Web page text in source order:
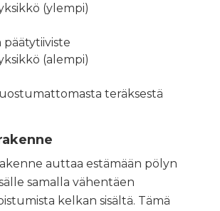
(ylempi)
(alempi)
teräksestä
auttaa estämään pölyn
samalla vähentäen
kelkan sisältä. Tämä